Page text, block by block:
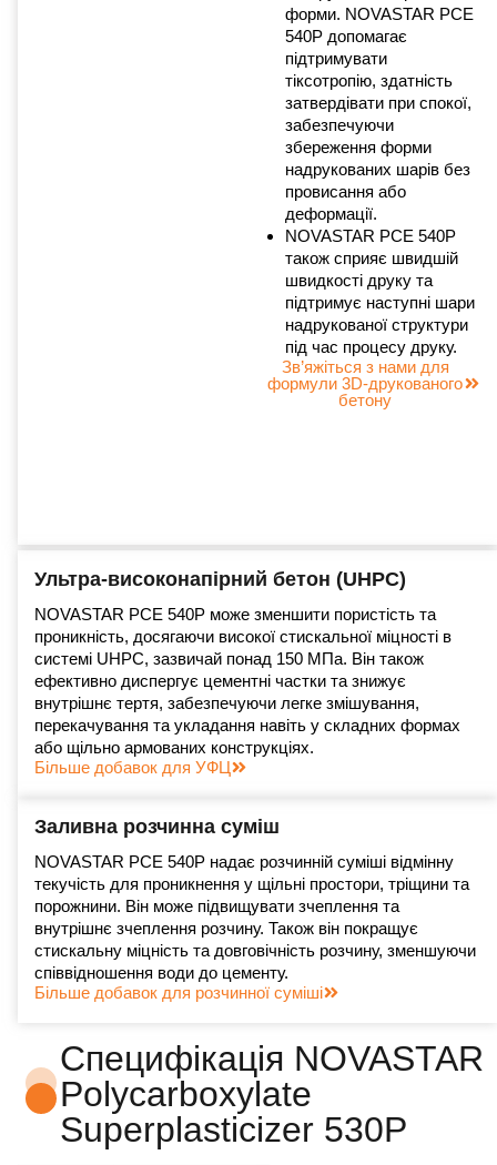
форми. NOVASTAR PCE
540P допомагає
підтримувати
тіксотропію, здатність
затвердівати при спокої,
забезпечуючи
збереження форми
надрукованих шарів без
провисання або
деформації.
NOVASTAR PCE 540P
також сприяє швидшій
швидкості друку та
підтримує наступні шари
надрукованої структури
під час процесу друку.
Зв’яжіться з нами для
формули 3D-друкованого
бетону
Ультра-високонапірний бетон (UHPC)
NOVASTAR PCE 540P може зменшити пористість та
проникність, досягаючи високої стискальної міцності в
системі UHPC, зазвичай понад 150 МПа. Він також
ефективно диспергує цементні частки та знижує
внутрішнє тертя, забезпечуючи легке змішування,
перекачування та укладання навіть у складних формах
або щільно армованих конструкціях.
Більше добавок для УФЦ
Заливна розчинна суміш
NOVASTAR PCE 540P надає розчинній суміші відмінну
текучість для проникнення у щільні простори, тріщини та
порожнини. Він може підвищувати зчеплення та
внутрішнє зчеплення розчину. Також він покращує
стискальну міцність та довговічність розчину, зменшуючи
співвідношення води до цементу.
Більше добавок для розчинної суміші
Специфікація NOVASTAR
Polycarboxylate
Superplasticizer 530P